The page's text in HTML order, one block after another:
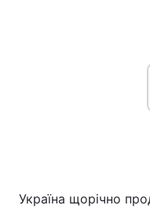
Україна щорічно